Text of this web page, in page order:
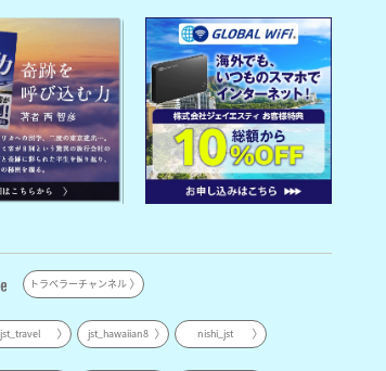
トラベラーチャンネル
jst_travel jst_hawaiian8 nishi_jst